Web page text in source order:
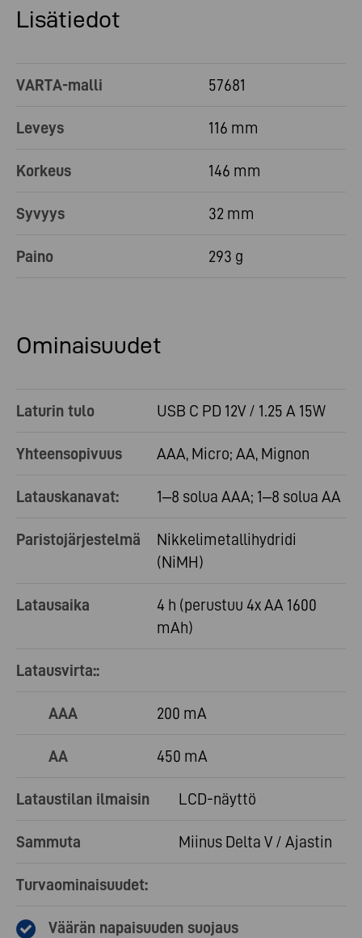
Lisätiedot
VARTA-malli 57681
Leveys 116 mm
Korkeus 146 mm
Syvyys 32 mm
Paino 293 g
Ominaisuudet
Laturin tulo USB C PD 12V / 1.25 A 15W
Yhteensopivuus AAA, Micro; AA, Mignon
Latauskanavat: 1–8 solua AAA; 1–8 solua AA
Paristojärjestelmä
Nikkelimetallihydridi
(NiMH)
Latausaika
4 h (perustuu 4x AA 1600
mAh)
Latausvirta::
AAA 200 mA
AA 450 mA
Lataustilan ilmaisin LCD-näyttö
Sammuta Miinus Delta V / Ajastin
Turvaominaisuudet:
Väärän napaisuuden suojaus